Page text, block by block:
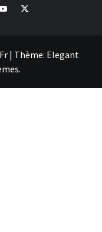
X
| Thème: Elegant
.